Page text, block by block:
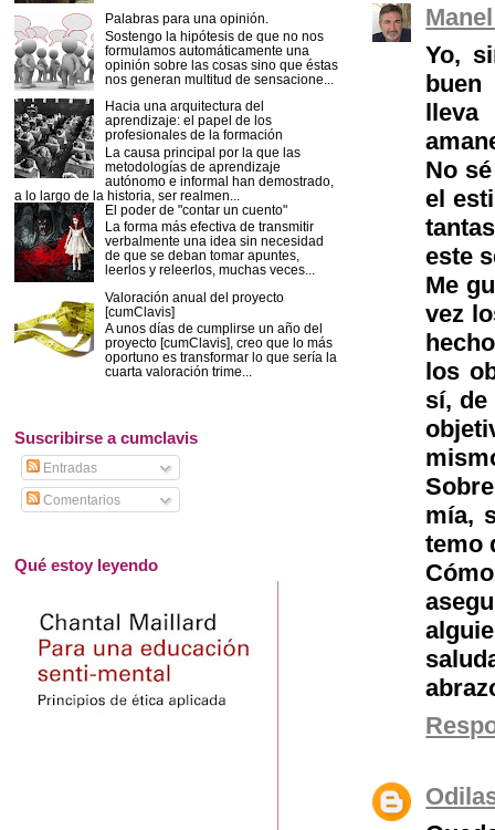
Yo,
buen
No
el
este
Me
vez
los
sí, de
mía,
temo
Palabras para una opinión.
Sostengo la hipótesis de que no nos
formulamos automáticamente una
opinión sobre las cosas sino que éstas
nos generan multitud de sensacione...
Hacia una arquitectura del
aprendizaje: el papel de los
profesionales de la formación
La causa principal por la que las
metodologías de aprendizaje
autónomo e informal han demostrado,
a lo largo de la historia, ser realmen...
El poder de "contar un cuento"
La forma más efectiva de transmitir
verbalmente una idea sin necesidad
de que se deban tomar apuntes,
leerlos y releerlos, muchas veces...
Valoración anual del proyecto
[cumClavis]
A unos días de cumplirse un año del
proyecto [cumClavis], creo que lo más
oportuno es transformar lo que sería la
cuarta valoración trime...
Suscribirse a cumclavis
Entradas
Comentarios
Qué estoy leyendo